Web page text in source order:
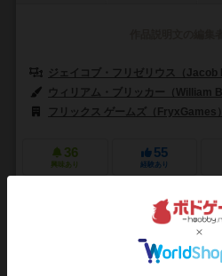
ジェイコブ・フリゼリウス（Jacob
ウィリアム・ブリッカー（William
フリックス ゲームズ（FryxGames）
36
興味あり
55
経験あり